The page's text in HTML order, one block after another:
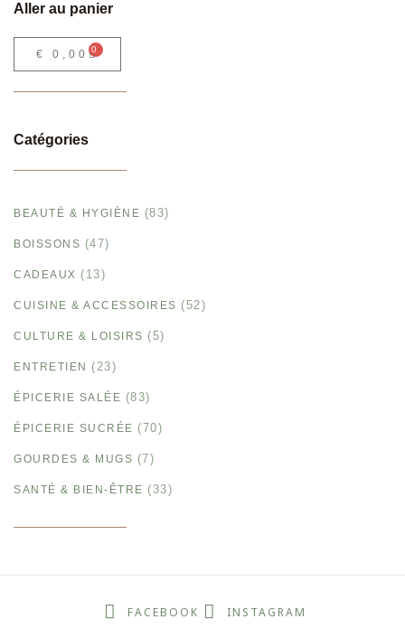
Aller au panier
€ 0,00 0
Catégories
BEAUTÉ & HYGIÈNE (83)
BOISSONS (47)
CADEAUX (13)
CUISINE & ACCESSOIRES (52)
CULTURE & LOISIRS (5)
ENTRETIEN (23)
ÉPICERIE SALÉE (83)
ÉPICERIE SUCRÉE (70)
GOURDES & MUGS (7)
SANTÉ & BIEN-ÊTRE (33)
FACEBOOK INSTAGRAM